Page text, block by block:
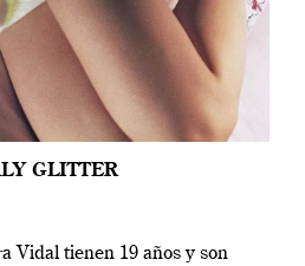
GLITTER
Vidal tienen 19 años y son